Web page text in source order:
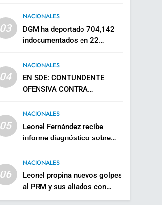
binacionales
03
NACIONALES
DGM ha deportado 704,142
indocumentados en 22
a 1,272
04
NACIONALES
EN SDE: CONTUNDENTE
OFENSIVA CONTRA
DETENIDOS Y MÁS DE 18,000
GRAMOS DECOMISADOS
05
NACIONALES
Leonel Fernández recibe
informe diagnóstico sobre
Fuerza del Pueblo en Europa
06
NACIONALES
Leonel propina nuevos golpes
al PRM y sus aliados con
importantes juramentaciones